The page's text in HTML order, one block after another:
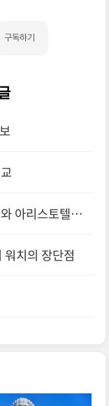
구독하기
치의 장단점